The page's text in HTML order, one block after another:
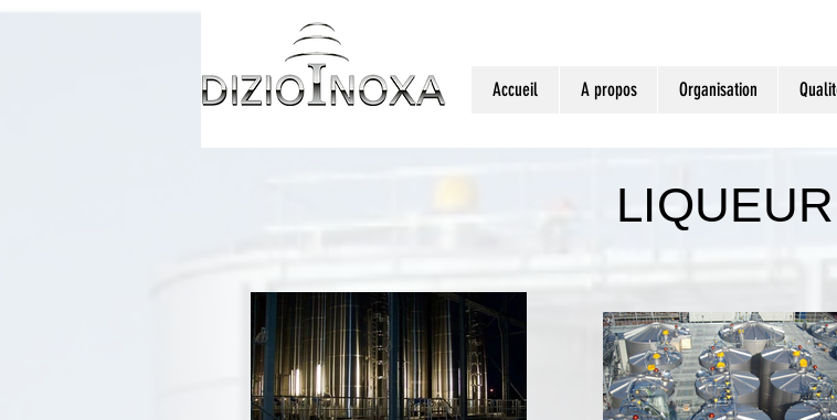
Accueil A propos Organisation